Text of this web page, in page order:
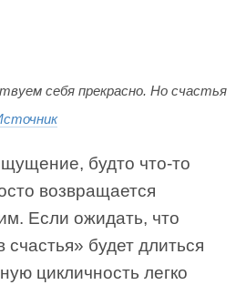
себя прекрасно. Но счастья
будто что-то
возвращается
Если ожидать, что
будет длиться
цикличность легко